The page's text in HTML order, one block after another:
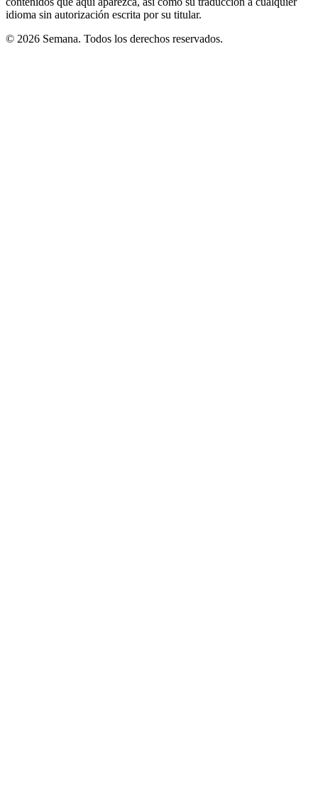
idioma sin autorización escrita por su titular.
© 2026 Semana. Todos los derechos reservados.